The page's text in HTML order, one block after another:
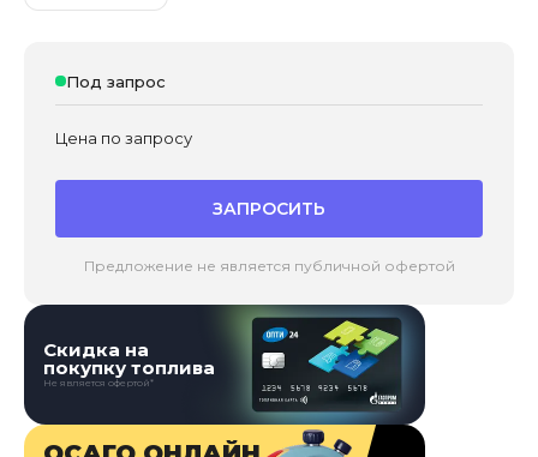
Под запрос
Цена по запросу
ЗАПРОСИТЬ
Предложение не является публичной офертой
Скидка на
покупку топлива
Не является офертой*